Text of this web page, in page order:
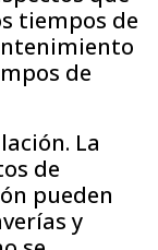
tiempos de
de
La
de
pueden
y